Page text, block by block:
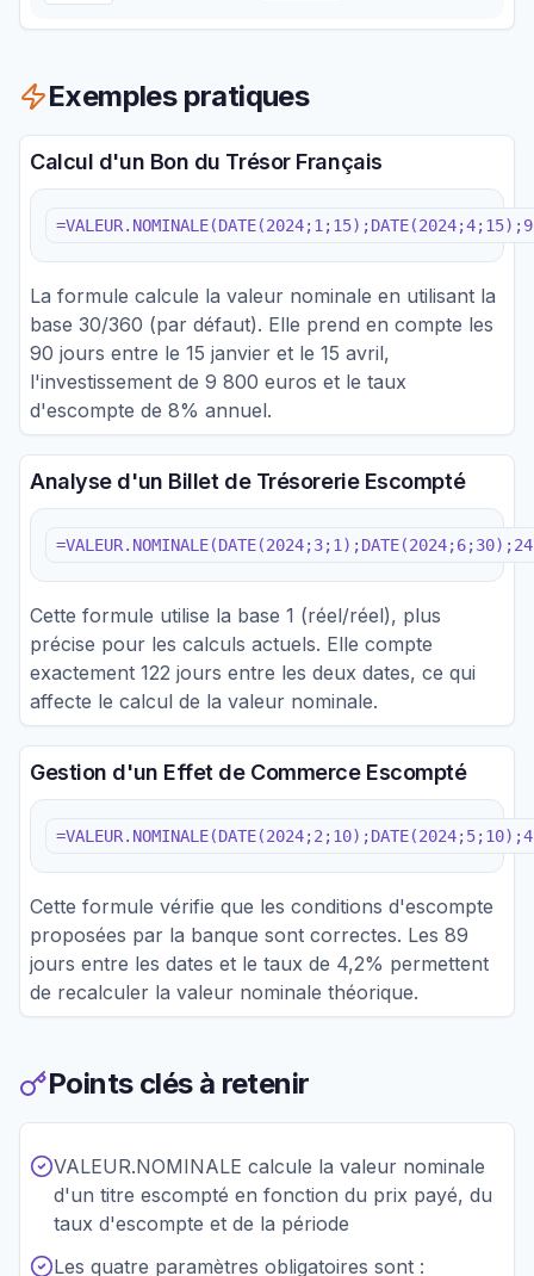
Exemples pratiques
Calcul d'un Bon du Trésor Français
La formule calcule la valeur nominale en utilisant la
base 30/360 (par défaut). Elle prend en compte les
90 jours entre le 15 janvier et le 15 avril,
l'investissement de 9 800 euros et le taux
d'escompte de 8% annuel.
Analyse d'un Billet de Trésorerie Escompté
Cette formule utilise la base 1 (réel/réel), plus
précise pour les calculs actuels. Elle compte
exactement 122 jours entre les deux dates, ce qui
affecte le calcul de la valeur nominale.
Gestion d'un Effet de Commerce Escompté
Cette formule vérifie que les conditions d'escompte
proposées par la banque sont correctes. Les 89
jours entre les dates et le taux de 4,2% permettent
de recalculer la valeur nominale théorique.
Points clés à retenir
VALEUR.NOMINALE calcule la valeur nominale
d'un titre escompté en fonction du prix payé, du
taux d'escompte et de la période
Les quatre paramètres obligatoires sont :